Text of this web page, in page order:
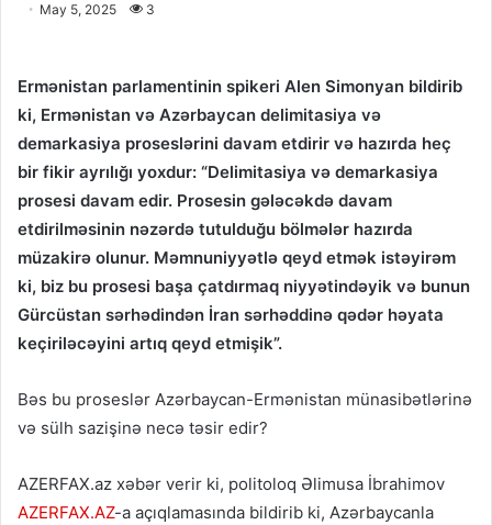
May 5, 2025 3
Ermənistan parlamentinin spikeri Alen Simonyan bildirib
ki, Ermənistan və Azərbaycan delimitasiya və
demarkasiya proseslərini davam etdirir və hazırda heç
bir fikir ayrılığı yoxdur: “Delimitasiya və demarkasiya
prosesi davam edir. Prosesin gələcəkdə davam
etdirilməsinin nəzərdə tutulduğu bölmələr hazırda
müzakirə olunur. Məmnuniyyətlə qeyd etmək istəyirəm
ki, biz bu prosesi başa çatdırmaq niyyətindəyik və bunun
Gürcüstan sərhədindən İran sərhəddinə qədər həyata
keçiriləcəyini artıq qeyd etmişik”.
Bəs bu proseslər Azərbaycan-Ermənistan münasibətlərinə
və sülh sazişinə necə təsir edir?
AZERFAX.az xəbər verir ki, politoloq Əlimusa İbrahimov
AZERFAX.AZ-a açıqlamasında bildirib ki, Azərbaycanla